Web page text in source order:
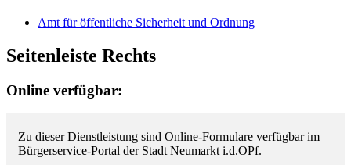
Amt für öffentliche Sicherheit und Ordnung
Seitenleiste Rechts
Online verfügbar:
Zu dieser Dienstleistung sind Online-Formulare verfügbar im
Bürgerservice-Portal der Stadt Neumarkt i.d.OPf.